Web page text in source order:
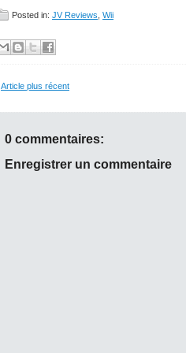
Posted in: JV Reviews Wii
Article plus récent
0 commentaires:
Enregistrer un commentaire